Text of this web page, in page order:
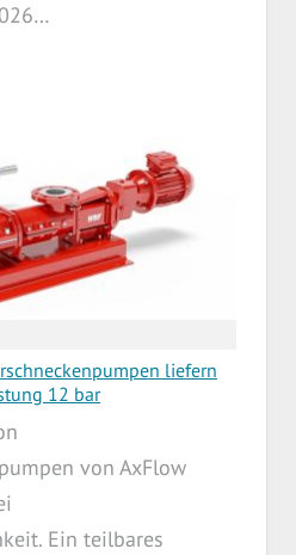
liefern
12 bar
von AxFlow
Ein teilbares